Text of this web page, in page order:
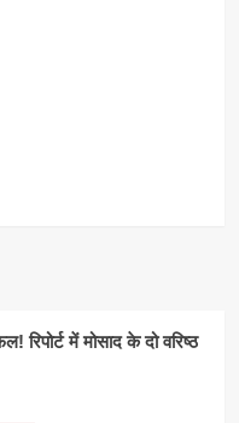
रिपोर्ट में मोसाद के दो वरिष्ठ